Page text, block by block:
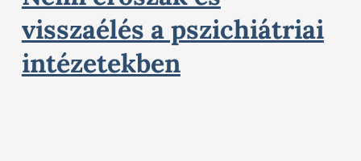
visszaélés a pszichiátriai
intézetekben